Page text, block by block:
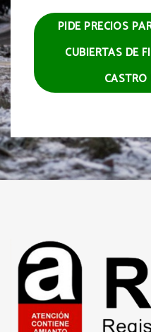
PIDE PRECIOS
CUBIERTAS DE